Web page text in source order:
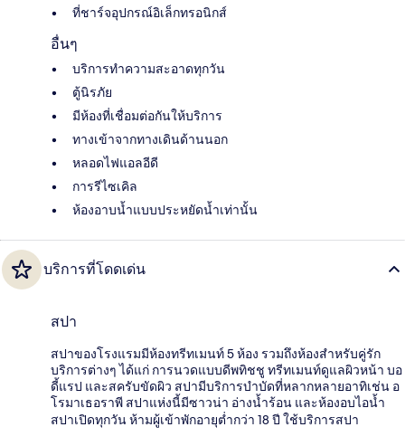
ที่ชาร์จอุปกรณ์อิเล็กทรอนิกส์
อื่นๆ
บริการทำความสะอาดทุกวัน
ตู้นิรภัย
มีห้องที่เชื่อมต่อกันให้บริการ
ทางเข้าจากทางเดินด้านนอก
หลอดไฟแอลอีดี
การรีไซเคิล
ห้องอาบน้ำแบบประหยัดน้ำเท่านั้น
บริการที่โดดเด่น
สปา
สปาของโรงแรมมีห้องทรีทเมนท์ 5 ห้อง รวมถึงห้องสำหรับคู่รัก
บริการต่างๆ ได้แก่ การนวดแบบดีพทิชชู ทรีทเมนท์ดูแลผิวหน้า บอ
ดี้แรป และสครับขัดผิว สปามีบริการบำบัดที่หลากหลายอาทิเช่น อ
โรมาเธอราพี สปาแห่งนี้มีซาวน่า อ่างน้ำร้อน และห้องอบไอน้ำ
สปาเปิดทุกวัน ห้ามผู้เข้าพักอายุต่ำกว่า 18 ปี ใช้บริการสปา